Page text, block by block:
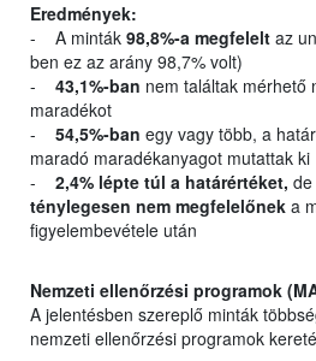
Eredmények:
- A minták 98,8%-a megfelelt az
ben ez az arány 98,7% volt)
- 43,1%-ban nem találtak mérhető
maradékot
- 54,5%-ban egy vagy több, a
maradó maradékanyagot mutattak ki
-
2,4% lépte túl a határértéket,
ténylegesen nem megfelelőnek a
figyelembevétele után
Nemzeti ellenőrzési programok
A jelentésben szereplő minták
nemzeti ellenőrzési programok